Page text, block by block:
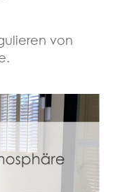
von